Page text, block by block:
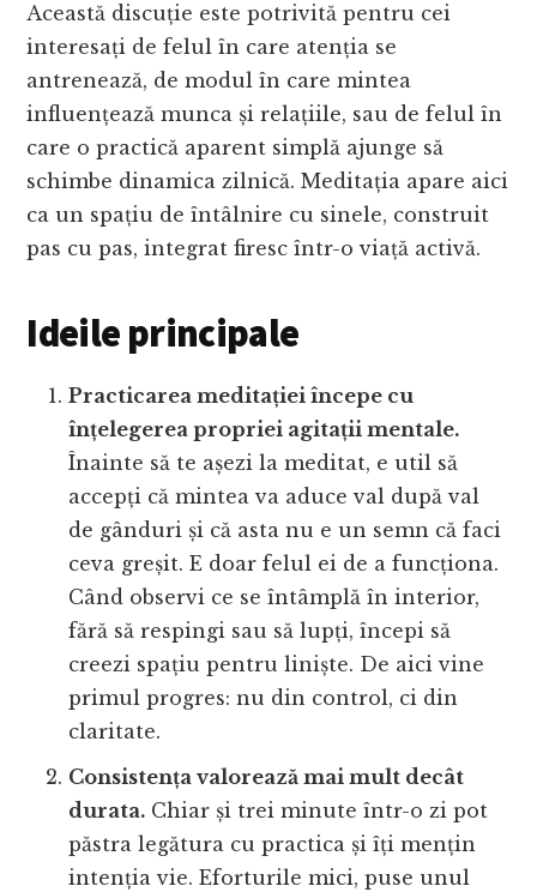
Această discuție este potrivită pentru cei
interesați de felul în care atenția se
antrenează, de modul în care mintea
influențează munca și relațiile, sau de felul în
care o practică aparent simplă ajunge să
schimbe dinamica zilnică. Meditația apare aici
ca un spațiu de întâlnire cu sinele, construit
pas cu pas, integrat firesc într-o viață activă.
Ideile principale
Practicarea meditației începe cu
înțelegerea propriei agitații mentale.
Înainte să te așezi la meditat, e util să
accepți că mintea va aduce val după val
de gânduri și că asta nu e un semn că faci
ceva greșit. E doar felul ei de a funcționa.
Când observi ce se întâmplă în interior,
fără să respingi sau să lupți, începi să
creezi spațiu pentru liniște. De aici vine
primul progres: nu din control, ci din
claritate.
Consistența valorează mai mult decât
durata. Chiar și trei minute într-o zi pot
păstra legătura cu practica și îți mențin
intenția vie. Eforturile mici, puse unul